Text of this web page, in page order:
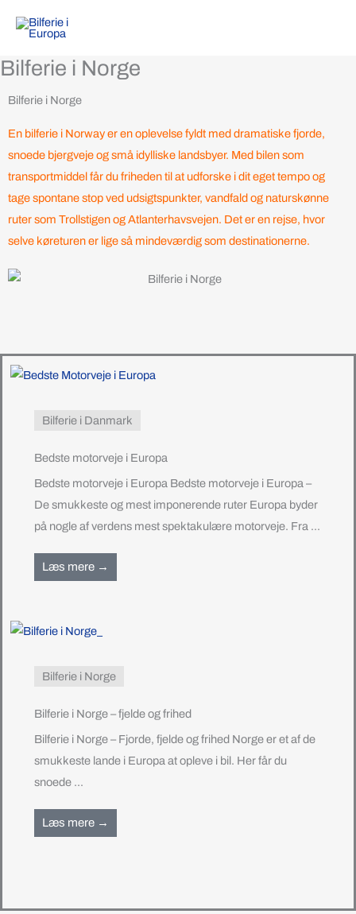
Bilferie i Norge
Bilferie i Norge
En bilferie i Norwayer en oplevelse fyldt med dramatiske fjorde,
snoede bjergveje og små idylliske landsbyer. Med bilen som
transportmiddel får du friheden til at udforske i dit eget tempo og
tage spontane stop ved udsigtspunkter, vandfald og naturskønne
ruter som Trollstigen og Atlanterhavsvejen. Det er en rejse, hvor
selve køreturen er lige så mindeværdig som destinationerne.
Bilferie i Danmark
Bedste motorveje i Europa
Bedste motorveje i Europa Bedste motorveje i Europa –
De smukkeste og mest imponerende ruter Europa byder
på nogle af verdens mest spektakulære motorveje. Fra ...
Læs mere →
Bilferie i Norge
Bilferie i Norge – fjelde og frihed
Bilferie i Norge – Fjorde, fjelde og frihed Norge er et af de
smukkeste lande i Europa at opleve i bil. Her får du
snoede ...
Læs mere →